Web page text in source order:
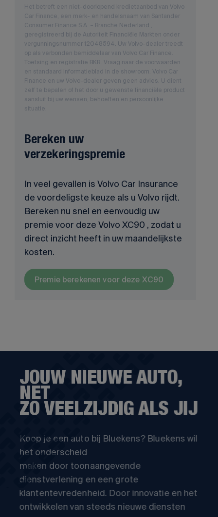
Het betreft een niet-doorlopend kredietaanbod van Volvo
Car Finance, een merk- en handelsnaam van Santander
Consumer Finance S.A. – Branche Nederland.,
geregistreerd bij de Autoriteit Financiële Markten onder
vergunningsnummer 12048594. Uw Volvo-dealer treedt
op als verbonden bemiddelaar van Volvo Car Finance.
Toetsing en registratie BKR. Vraag naar de voorwaarden
en standaard informatieblad in de showroom. Volvo Car
Finance en uw Volvo-dealer geven geen advies. U dient
zelf te bepalen of het door u gewenste financiële product
aansluit bij uw wensen, behoeften en persoonlijke
situatie.
Bereken uw
verzekeringspremie
In veel gevallen is Volvo Car Insurance
de voordeligste keuze als u Volvo rijdt.
Bereken nu snel en eenvoudig uw
premie voor deze Volvo XC90 , zodat u
direct inzicht heeft in uw maandelijkste
kosten.
Premie berekenen voor deze XC90
JOUW NIEUWE AUTO,
NET
ZO VEELZIJDIG ALS JIJ
Koop je een auto bij Bluekens? Bluekens wil
het onderscheid
maken door toonaangevende
dienstverlening en een grote
klantentevredenheid. Door innovatie en het
ontwikkelen van steeds nieuwe diensten